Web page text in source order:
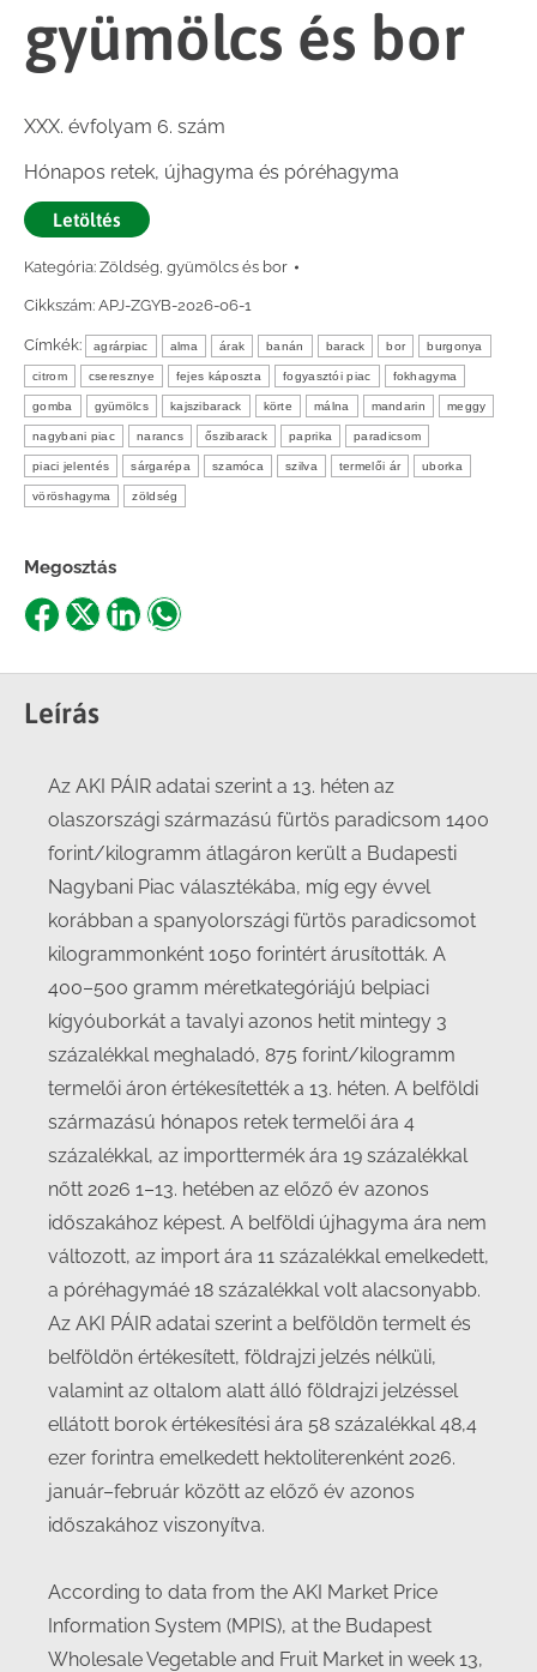
gyümölcs és bor
XXX. évfolyam 6. szám
Hónapos retek, újhagyma és póréhagyma
Letöltés
Kategória: Zöldség, gyümölcs és bor
Cikkszám: APJ-ZGYB-2026-06-1
Címkék: agrárpiac alma árak banán barack bor burgonya
citrom cseresznye fejes káposzta fogyasztói piac fokhagyma
gomba gyümölcs kajszibarack körte málna mandarin meggy
nagybani piac narancs őszibarack paprika paradicsom
piaci jelentés sárgarépa szamóca szilva termelői ár uborka
vöröshagyma zöldség
Megosztás
Share
Facebook
Share
X
ShareShare
Leírás
Az AKI PÁIR adatai szerint a 13. héten az
olaszországi származású fürtös paradicsom 1400
forint/kilogramm átlagáron került a Budapesti
Nagybani Piac választékába, míg egy évvel
korábban a spanyolországi fürtös paradicsomot
kilogrammonként 1050 forintért árusították. A
400–500 gramm méretkategóriájú belpiaci
kígyóuborkát a tavalyi azonos hetit mintegy 3
százalékkal meghaladó, 875 forint/kilogramm
termelői áron értékesítették a 13. héten. A belföldi
származású hónapos retek termelői ára 4
százalékkal, az importtermék ára 19 százalékkal
nőtt 2026 1–13. hetében az előző év azonos
időszakához képest. A belföldi újhagyma ára nem
változott, az import ára 11 százalékkal emelkedett,
a póréhagymáé 18 százalékkal volt alacsonyabb.
Az AKI PÁIR adatai szerint a belföldön termelt és
belföldön értékesített, földrajzi jelzés nélküli,
valamint az oltalom alatt álló földrajzi jelzéssel
ellátott borok értékesítési ára 58 százalékkal 48,4
ezer forintra emelkedett hektoliterenként 2026.
január–február között az előző év azonos
időszakához viszonyítva.
According to data from the AKI Market Price
Information System (MPIS), at the Budapest
Wholesale Vegetable and Fruit Market in week 13,